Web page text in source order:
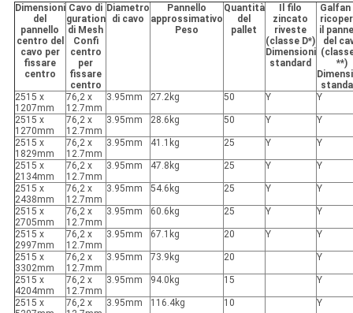
Dimensioni
del
pannello
centro del
cavo per
fissare
centro
Cavo di
guration
di Mesh
Confi
centro
per
fissare
centro
Diametro
di cavo
Pannello
approssimativo
Peso
Quantità
del
pallet
Il filo
zincato
riveste
(classe D*)
Dimensioni
standard
Galfan
il
del
**)
2515 x
1207mm
76,2 x
12.7mm
3.95mm 27.2kg 50 Y Y
2515 x
1270mm
76,2 x
12.7mm
3.95mm 28.6kg 50 Y Y
2515 x
1829mm
76,2 x
12.7mm
3.95mm 41.1kg 25 Y Y
2515 x
2134mm
76,2 x
12.7mm
3.95mm 47.8kg 25 Y Y
2515 x
2438mm
76,2 x
12.7mm
3.95mm 54.6kg 25 Y Y
2515 x
2705mm
76,2 x
12.7mm
3.95mm 60.6kg 25 Y Y
2515 x
2997mm
76,2 x
12.7mm
3.95mm 67.1kg 20 Y Y
2515 x
3302mm
76,2 x
12.7mm
3.95mm 73.9kg 20 Y
2515 x
4204mm
76,2 x
12.7mm
3.95mm 94.0kg 15 Y
2515 x
76,2 x
3.95mm 116.4kg 10 Y